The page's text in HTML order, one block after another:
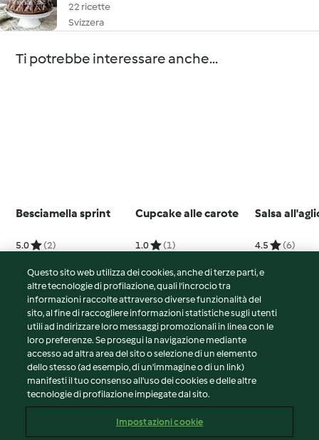
22 ricette
Svizzera
Ti potrebbe interessare anche...
Besciamella sprint
5.0 (2)
Cupcake alle carote
1.0 (1)
Salsa
4.5 (6)
© Copyright 2026
Termini del servizio
Informativa sulla privacy
Avvertenze generali
Note legali
Contenuto del rapporto
Questo sito web utilizza dei cookies, anche di terze parti, e
altre tecnologie di profilazione, quali l’incrocio tra
informazioni raccolte attraverso diverse funzionalità del
sito, al fine di raccogliere informazioni statistiche sugli utenti
utili ad indirizzare loro messaggi promozionali in linea con le
loro preferenze. Se prosegui la navigazione mediante
accesso ad altra area del sito o selezione di un elemento
dello stesso (ad esempio, di un'immagine o di un link)
manifesti il tuo consenso all'uso dei cookies e delle altre
tecnologie di profilazione impiegate dal sito.
Impostazioni cookie